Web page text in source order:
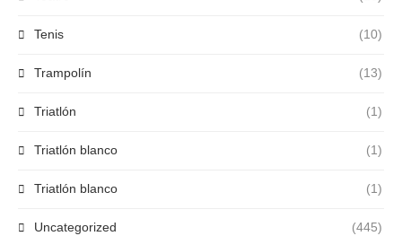
Tenis (10)
Trampolín (13)
Triatlón (1)
Triatlón blanco (1)
Triatlón blanco (1)
Uncategorized (445)